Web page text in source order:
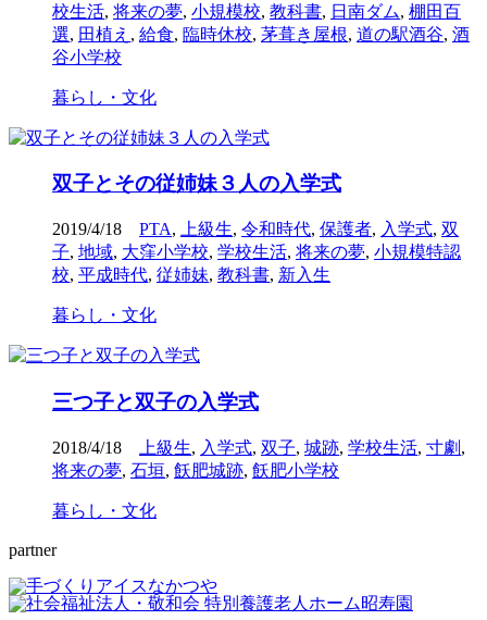
校生活, 将来の夢, 小規模校, 教科書, 日南ダム, 棚田百
選, 田植え , 給食, 臨時休校, 茅葺き屋根, 道の駅酒谷, 酒
谷小学校
暮らし・文化
双子とその従姉妹３人の入学式
2019/4/18 PTA, 上級生, 令和時代, 保護者, 入学式, 双
子, 地域, 大窪小学校, 学校生活, 将来の夢, 小規模特認
校, 平成時代, 従姉妹, 教科書, 新入生
暮らし・文化
三つ子と双子の入学式
2018/4/18 上級生, 入学式, 双子, 城跡, 学校生活, 寸劇 ,
将来の夢, 石垣, 飫肥城跡, 飫肥小学校
暮らし・文化
partner